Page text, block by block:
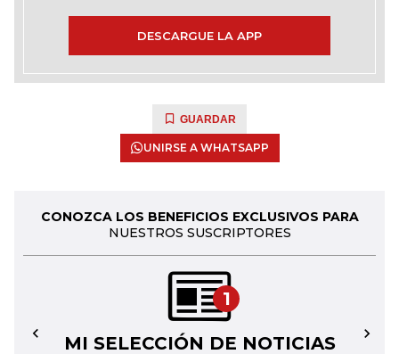
DESCARGUE LA APP
GUARDAR
UNIRSE A WHATSAPP
CONOZCA LOS BENEFICIOS EXCLUSIVOS PARA
NUESTROS SUSCRIPTORES
1
MI SELECCIÓN DE NOTICIAS
← →